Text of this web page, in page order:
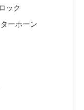
ック
ーホーン